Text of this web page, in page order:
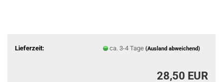
Lieferzeit: ca. 3-4 Tage (Ausland abweichend)
28,50 EUR